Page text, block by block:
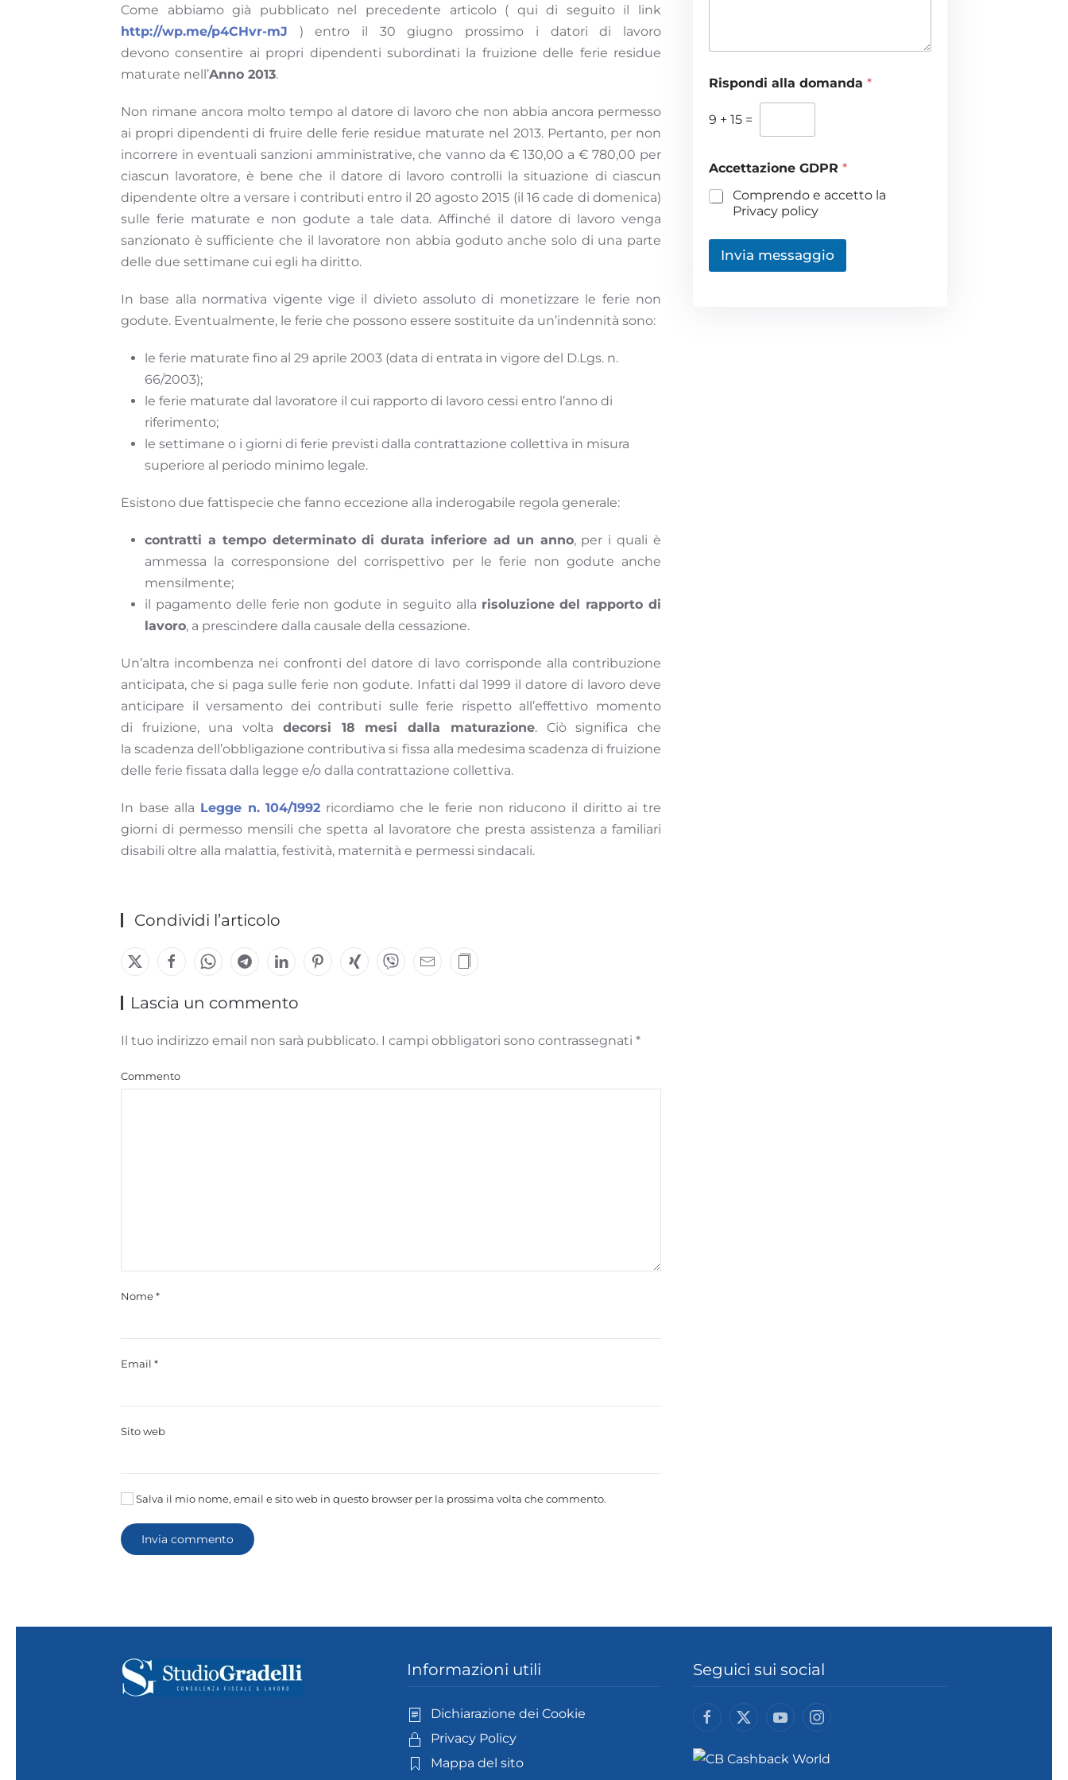
Come abbiamo già pubblicato nel precedente articolo ( qui di seguito il link
http://wp.me/p4CHvr-mJ ) entro il 30 giugno prossimo i datori di lavoro
devono consentire ai propri dipendenti subordinati la fruizione delle ferie residue
maturate nell’Anno 2013.
Non rimane ancora molto tempo al datore di lavoro che non abbia ancora permesso
ai propri dipendenti di fruire delle ferie residue maturate nel 2013. Pertanto, per non
incorrere in eventuali sanzioni amministrative, che vanno da € 130,00 a € 780,00 per
ciascun lavoratore, è bene che il datore di lavoro controlli la situazione di ciascun
dipendente oltre a versare i contributi entro il 20 agosto 2015 (il 16 cade di domenica)
sulle ferie maturate e non godute a tale data. Affinché il datore di lavoro venga
sanzionato è sufficiente che il lavoratore non abbia goduto anche solo di una parte
delle due settimane cui egli ha diritto.
In base alla normativa vigente vige il divieto assoluto di monetizzare le ferie non
godute. Eventualmente, le ferie che possono essere sostituite da un’indennità sono:
le ferie maturate fino al 29 aprile 2003 (data di entrata in vigore del D.Lgs. n.
66/2003);
le ferie maturate dal lavoratore il cui rapporto di lavoro cessi entro l’anno di
riferimento;
le settimane o i giorni di ferie previsti dalla contrattazione collettiva in misura
superiore al periodo minimo legale.
Esistono due fattispecie che fanno eccezione alla inderogabile regola generale:
contratti a tempo determinato di durata inferiore ad un anno, per i quali è
ammessa la corresponsione del corrispettivo per le ferie non godute anche
mensilmente;
il pagamento delle ferie non godute in seguito alla risoluzione del rapporto di
lavoro, a prescindere dalla causale della cessazione.
Un’altra incombenza nei confronti del datore di lavo corrisponde alla contribuzione
anticipata, che si paga sulle ferie non godute. Infatti dal 1999 il datore di lavoro deve
anticipare il versamento dei contributi sulle ferie rispetto all’effettivo momento
di fruizione, una volta decorsi 18 mesi dalla maturazione. Ciò significa che
la scadenza dell’obbligazione contributiva si fissa alla medesima scadenza di fruizione
delle ferie fissata dalla legge e/o dalla contrattazione collettiva.
In base alla Legge n. 104/1992 ricordiamo che le ferie non riducono il diritto ai tre
giorni di permesso mensili che spetta al lavoratore che presta assistenza a familiari
disabili oltre alla malattia, festività, maternità e permessi sindacali.
Condividi l’articolo
Lascia un commento
Il tuo indirizzo email non sarà pubblicato. I campi obbligatori sono contrassegnati *
Commento
Nome*
Email *
Sito web
Salva il mio nome, email e sito web in questo browser per la prossima volta che commento.
Invia commento
g
o
Rispondi alla domanda *
9 + 15 =
Accettazione GDPR *
Comprendo e accetto la
Privacy policy
Invia messaggio
Informazioni utili
Dichiarazione dei Cookie
Privacy Policy
Mappa del sito
Seguici sui social